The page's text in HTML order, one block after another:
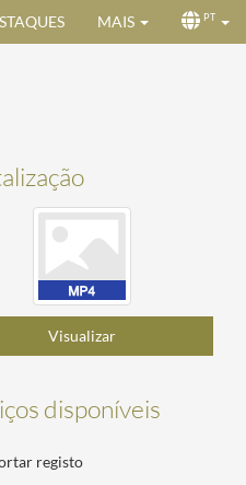
MAIS PT
Visualizar
disponíveis
registo